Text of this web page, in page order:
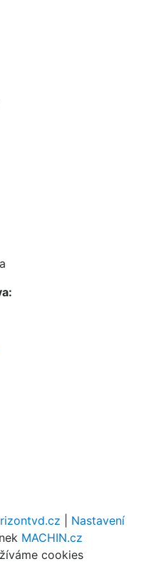
Nastavení
MACHIN.cz
cookies